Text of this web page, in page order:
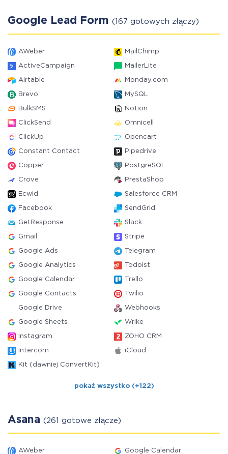
Google Lead Form (167 gotowych złączy)
AWeber MailChimp
ActiveCampaign MailerLite
Airtable Monday.com
Brevo MySQL
BulkSMS Notion
ClickSend Omnicell
ClickUp Opencart
Constant Contact Pipedrive
Copper PostgreSQL
Crove PrestaShop
Ecwid Salesforce CRM
Facebook SendGrid
GetResponse Slack
Gmail Stripe
Google Ads Telegram
Google Analytics Todoist
Google Calendar Trello
Google Contacts Twilio
Google Drive Webhooks
Google Sheets Wrike
Instagram ZOHO CRM
Intercom iCloud
Kit (dawniej ConvertKit)
pokaż wszystko (+122)
Asana (261 gotowe złącze)
AWeber Google Calendar